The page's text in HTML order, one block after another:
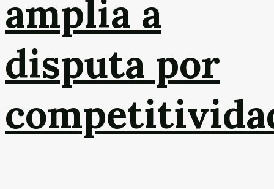
amplia a
disputa por